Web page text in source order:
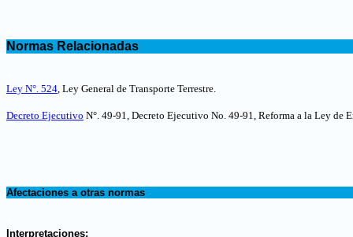
Normas Relacionadas
Ley N°. 524, Ley General de Transporte Terrestre.
Decreto Ejecutivo N°. 49-91, Decreto Ejecutivo No. 49-91, Reforma a la Ley de
Afectaciones a otras normas
Interpretaciones: